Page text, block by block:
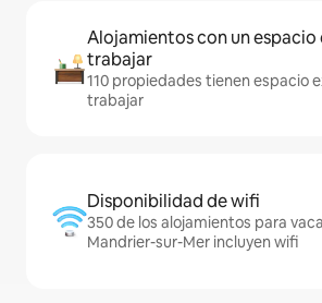
Alojamientos con un espacio
trabajar
110 propiedades tienen espacio
trabajar
Disponibilidad de wifi
350 de los alojamientos para
Mandrier-sur-Mer incluyen wifi